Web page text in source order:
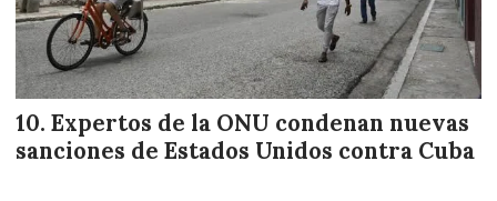
Expertos de la ONU condenan nuevas
sanciones de Estados Unidos contra Cuba